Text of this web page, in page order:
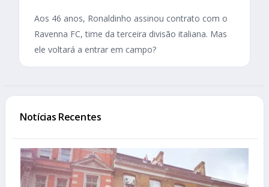
Aos 46 anos, Ronaldinho assinou contrato com o
Ravenna FC, time da terceira divisão italiana. Mas
ele voltará a entrar em campo?
Notícias Recentes